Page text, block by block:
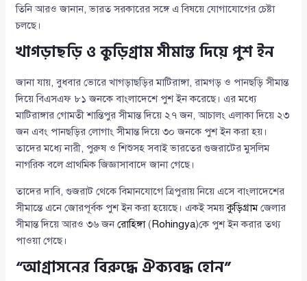
তিনি আরও জানান, ভারত সরকারের সঙ্গে এ বিষয়ে যোগাযোগের চেষ্টা
চলছে।
খাগড়াছড়ি ও কুড়িগ্রাম সীমান্ত দিয়ে পুশ ইন
জানা যায়, বুধবার ভোরে খাগড়াছড়ির মাটিরাঙ্গা, রামগড় ও পানছড়ি সীমান্ত
দিয়ে বিএসএফ ৮১ জনকে বাংলাদেশে পুশ ইন করেছে। এর মধ্যে
মাটিরাঙ্গার গোমতী শান্তিপুর সীমান্ত দিয়ে ২৭ জন, আচালং এলাকা দিয়ে ২৩
জন এবং পানছড়ির লোগাং সীমান্ত দিয়ে ৩০ জনকে পুশ ইন করা হয়।
তাদের মধ্যে নারী, পুরুষ ও শিশুসহ সবাই ভারতের গুজরাটের মুসলিম
নাগরিক বলে প্রাথমিক জিজ্ঞাসাবাদে জানা গেছে।
তাদের দাবি, গুজরাট থেকে বিমানযোগে ত্রিপুরায় নিয়ে এসে বাংলাদেশের
সীমান্তে এনে জোরপূর্বক পুশ ইন করা হয়েছে। একই সময়কুড়িগ্রামজেলার
সীমান্ত দিয়ে আরও ৩৬ জনরোহিঙ্গা( Rohingya)কে পুশ ইন করার তথ্য
পাওয়া গেছে।
“আগ্রাসনের বিরুদ্ধে ঐক্যবদ্ধ হোন”